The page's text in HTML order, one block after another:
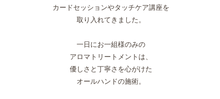
カードセッションやタッチケア講座を
取り入れてきました。
一日にお一組様のみの
アロマトリートメントは、
優しさと丁寧さを心がけた
オールハンドの施術。